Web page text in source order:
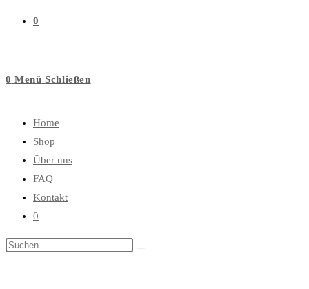
0
0 Menü Schließen
Home
Shop
Über uns
FAQ
Kontakt
0
Diese